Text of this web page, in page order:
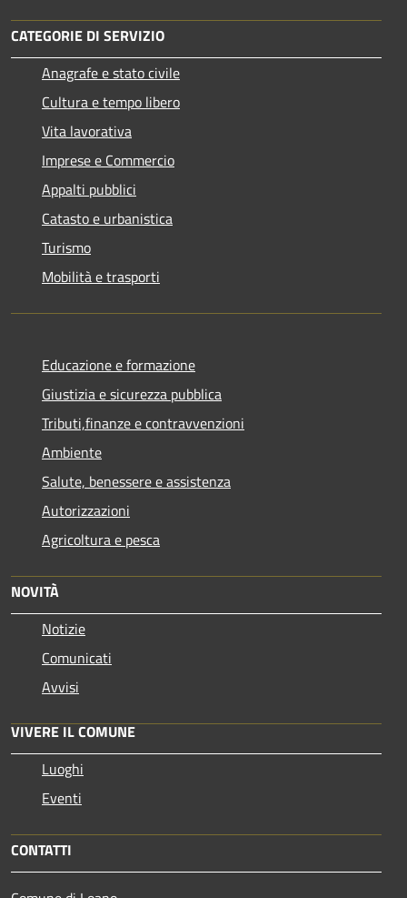
CATEGORIE DI SERVIZIO
Anagrafe e stato civile
Cultura e tempo libero
Vita lavorativa
Imprese e Commercio
Appalti pubblici
Catasto e urbanistica
Turismo
Mobilità e trasporti
Educazione e formazione
Giustizia e sicurezza pubblica
Tributi,finanze e contravvenzioni
Ambiente
Salute, benessere e assistenza
Autorizzazioni
Agricoltura e pesca
NOVITÀ
Notizie
Comunicati
Avvisi
VIVERE IL COMUNE
Luoghi
Eventi
CONTATTI